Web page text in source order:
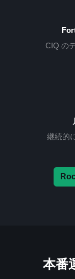
CIQ の
継続的
本番